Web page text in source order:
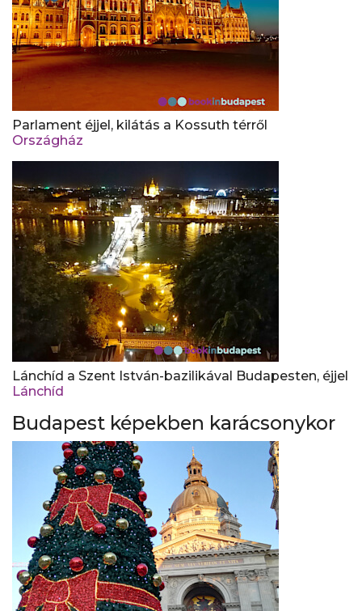
Parlament éjjel, kilátás a Kossuth térről
Országház
Lánchíd a Szent István-bazilikával Budapesten, éjjel
Lánchíd
Budapest képekben karácsonykor